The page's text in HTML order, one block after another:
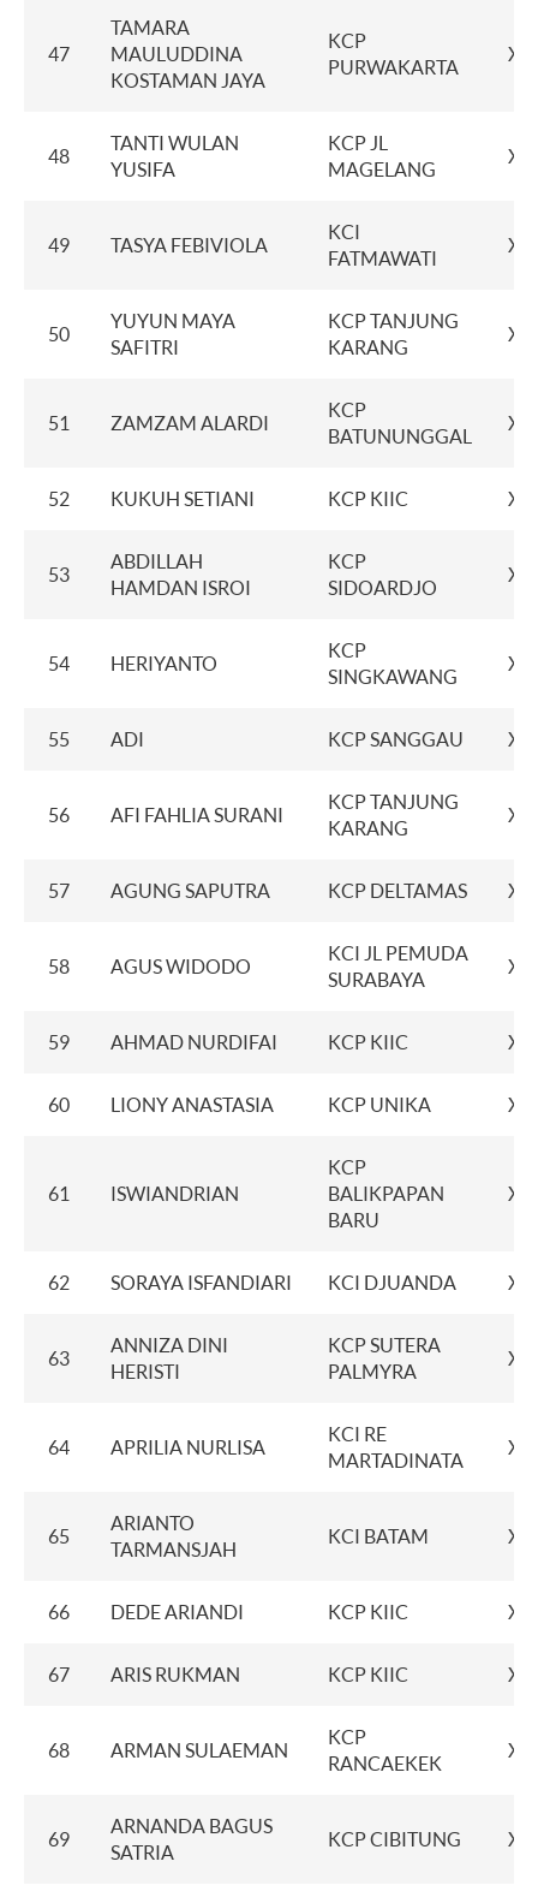
47
TAMARA
MAULUDDINA
KOSTAMAN JAYA
KCP
PURWAKARTA
48
TANTI WULAN
YUSIFA
KCP JL
MAGELANG
49 TASYA FEBIVIOLA
KCI
FATMAWATI
50
YUYUN MAYA
SAFITRI
KCP TANJUNG
KARANG
51 ZAMZAM ALARDI
KCP
BATUNUNGGAL
52 KUKUH SETIANI KCP KIIC
53
ABDILLAH
HAMDAN ISROI
KCP
SIDOARDJO
54 HERIYANTO
KCP
SINGKAWANG
55 ADI KCP SANGGAU
56 AFI FAHLIA SURANI
KCP TANJUNG
KARANG
57 AGUNG SAPUTRA KCP DELTAMAS
58 AGUS WIDODO
KCI JL PEMUDA
SURABAYA
59 AHMAD NURDIFAI KCP KIIC
60 LIONY ANASTASIA KCP UNIKA
61 ISWIANDRIAN
KCP
BALIKPAPAN
BARU
62 SORAYA ISFANDIARI KCI DJUANDA
63
ANNIZA DINI
HERISTI
KCP SUTERA
PALMYRA
64 APRILIA NURLISA
KCI RE
MARTADINATA
65
ARIANTO
TARMANSJAH
KCI BATAM
66 DEDE ARIANDI KCP KIIC
67 ARIS RUKMAN KCP KIIC
68 ARMAN SULAEMAN
KCP
RANCAEKEK
69
ARNANDA BAGUS
SATRIA
KCP CIBITUNG